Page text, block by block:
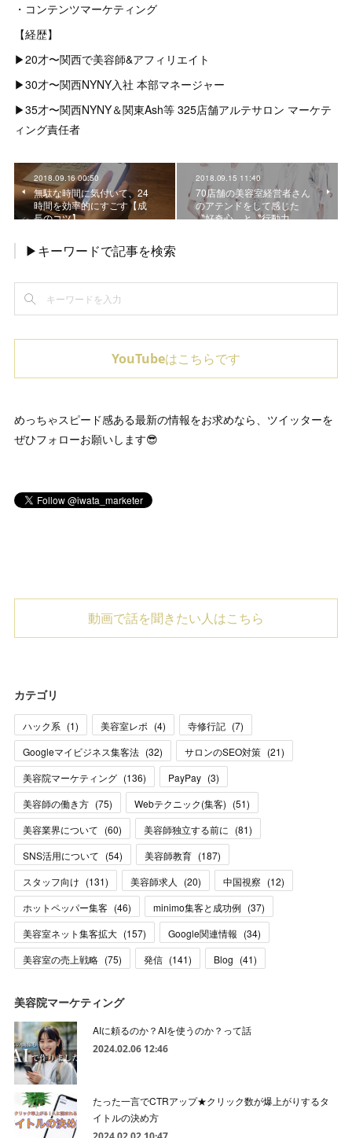
・コンテンツマーケティング
【経歴】
▶︎20才〜関西で美容師&アフィリエイト
▶︎30才〜関西NYNY入社 本部マネージャー
▶︎35才〜関西NYNY＆関東Ash等 325店舗アルテサロン マーケテ
ィング責任者
2018.09.16 00:50
無駄な時間に気付いて、24
時間を効率的にすごす【成
長のコツ】
2018.09.15 11:40
70店舗の美容室経営者さん
のアテンドをして感じた
〝好奇心〟と〝行動力〟
▶キーワードで記事を検索
YouTubeはこちらです
めっちゃスピード感ある最新の情報をお求めなら、ツイッターを
ぜひフォローお願いします😎
動画で話を聞きたい人はこちら
カテゴリ
ハック系 (1) 美容室レポ (4) 寺修行記 (7)
Googleマイビジネス集客法 (32) サロンのSEO対策 (21)
美容院マーケティング (136) PayPay (3)
美容師の働き方 (75) Webテクニック(集客) (51)
美容業界について (60) 美容師独立する前に (81)
SNS活用について (54) 美容師教育 (187)
スタッフ向け (131) 美容師求人 (20) 中国視察 (12)
ホットペッパー集客 (46) minimo集客と成功例 (37)
美容室ネット集客拡大 (157) Google関連情報 (34)
美容室の売上戦略 (75) 発信 (141) Blog (41)
美容院マーケティング
AIに頼るのか？AIを使うのか？って話
2024.02.06 12:46
たった一言でCTRアップ★クリック数が爆上がりするタ
イトルの決め方